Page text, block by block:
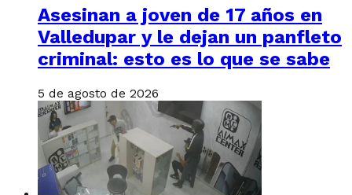
Asesinan a joven de 17 años en
Valledupar y le dejan un panfleto
criminal: esto es lo que se sabe
5 de agosto de 2026